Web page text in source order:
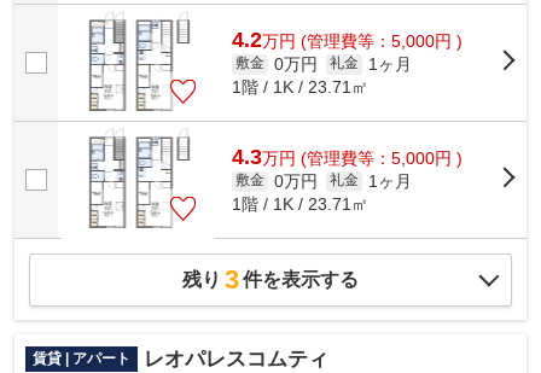
4.2万円 (管理費等：5,000円 )
敷金 0万円 礼金
1ヶ月
1階 / 1K / 23.71㎡
4.3万円 (管理費等：5,000円 )
敷金 0万円 礼金
1ヶ月
1階 / 1K / 23.71㎡
残り 3件を表示する
賃貸 | アパート レオパレスコムティ